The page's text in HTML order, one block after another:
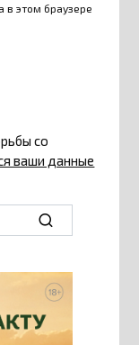
в этом браузере
со
ваши данные